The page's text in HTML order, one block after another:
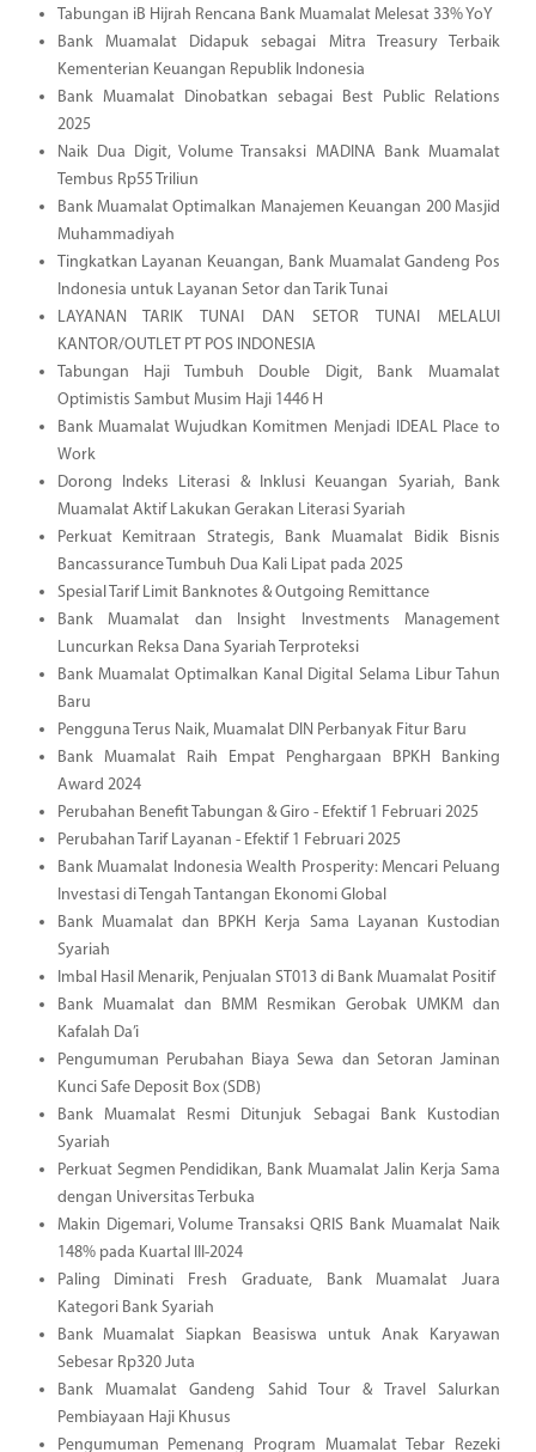
Tabungan iB Hijrah Rencana Bank Muamalat Melesat 33% YoY
Bank Muamalat Didapuk sebagai Mitra Treasury Terbaik
Kementerian Keuangan Republik Indonesia
Bank Muamalat Dinobatkan sebagai Best Public Relations
2025
Naik Dua Digit, Volume Transaksi MADINA Bank Muamalat
Tembus Rp55 Triliun
Bank Muamalat Optimalkan Manajemen Keuangan 200 Masjid
Muhammadiyah
Tingkatkan Layanan Keuangan, Bank Muamalat Gandeng Pos
Indonesia untuk Layanan Setor dan Tarik Tunai
LAYANAN TARIK TUNAI DAN SETOR TUNAI MELALUI
KANTOR/OUTLET PT POS INDONESIA
Tabungan Haji Tumbuh Double Digit, Bank Muamalat
Optimistis Sambut Musim Haji 1446 H
Bank Muamalat Wujudkan Komitmen Menjadi IDEAL Place to
Work
Dorong Indeks Literasi & Inklusi Keuangan Syariah, Bank
Muamalat Aktif Lakukan Gerakan Literasi Syariah
Perkuat Kemitraan Strategis, Bank Muamalat Bidik Bisnis
Bancassurance Tumbuh Dua Kali Lipat pada 2025
Spesial Tarif Limit Banknotes & Outgoing Remittance
Bank Muamalat dan Insight Investments Management
Luncurkan Reksa Dana Syariah Terproteksi
Bank Muamalat Optimalkan Kanal Digital Selama Libur Tahun
Baru
Pengguna Terus Naik, Muamalat DIN Perbanyak Fitur Baru
Bank Muamalat Raih Empat Penghargaan BPKH Banking
Award 2024
Perubahan Benefit Tabungan & Giro - Efektif 1 Februari 2025
Perubahan Tarif Layanan - Efektif 1 Februari 2025
Bank Muamalat Indonesia Wealth Prosperity: Mencari Peluang
Investasi di Tengah Tantangan Ekonomi Global
Bank Muamalat dan BPKH Kerja Sama Layanan Kustodian
Syariah
Imbal Hasil Menarik, Penjualan ST013 di Bank Muamalat Positif
Bank Muamalat dan BMM Resmikan Gerobak UMKM dan
Kafalah Da’i
Pengumuman Perubahan Biaya Sewa dan Setoran Jaminan
Kunci Safe Deposit Box (SDB)
Bank Muamalat Resmi Ditunjuk Sebagai Bank Kustodian
Syariah
Perkuat Segmen Pendidikan, Bank Muamalat Jalin Kerja Sama
dengan Universitas Terbuka
Makin Digemari, Volume Transaksi QRIS Bank Muamalat Naik
148% pada Kuartal III-2024
Paling Diminati Fresh Graduate, Bank Muamalat Juara
Kategori Bank Syariah
Bank Muamalat Siapkan Beasiswa untuk Anak Karyawan
Sebesar Rp320 Juta
Bank Muamalat Gandeng Sahid Tour & Travel Salurkan
Pembiayaan Haji Khusus
Pengumuman Pemenang Program Muamalat Tebar Rezeki